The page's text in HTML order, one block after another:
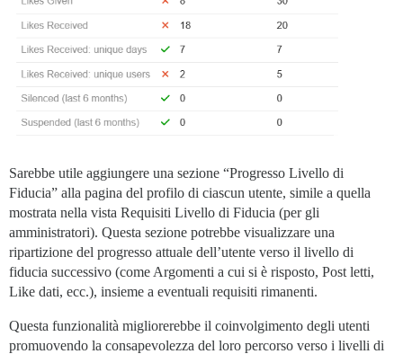
Sarebbe utile aggiungere una sezione “Progresso Livello di
Fiducia” alla pagina del profilo di ciascun utente, simile a quella
mostrata nella vista Requisiti Livello di Fiducia (per gli
amministratori). Questa sezione potrebbe visualizzare una
ripartizione del progresso attuale dell’utente verso il livello di
fiducia successivo (come Argomenti a cui si è risposto, Post letti,
Like dati, ecc.), insieme a eventuali requisiti rimanenti.
Questa funzionalità migliorerebbe il coinvolgimento degli utenti
promuovendo la consapevolezza del loro percorso verso i livelli di